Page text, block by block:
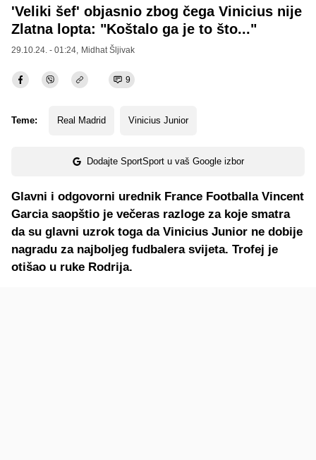
'Veliki šef' objasnio zbog čega Vinicius nije
Zlatna lopta: "Koštalo ga je to što..."
29.10.24. - 01:24, Midhat Šljivak
9
Teme: Real Madrid Vinicius Junior
Dodajte SportSport u vaš Google izbor
Glavni i odgovorni urednik France Footballa Vincent
Garcia saopštio je večeras razloge za koje smatra
da su glavni uzrok toga da Vinicius Junior ne dobije
nagradu za najboljeg fudbalera svijeta. Trofej je
otišao u ruke Rodrija.